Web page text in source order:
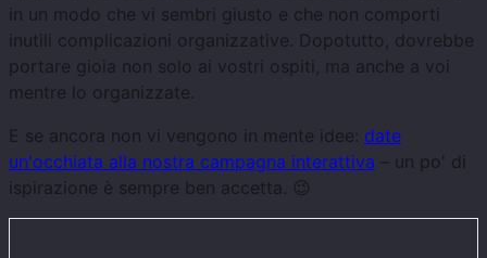
in un modo che vi sembri giusto e che non comporti
inutili complicazioni organizzative. Dopotutto, dovrebbe
portare gioia non solo ai vostri ospiti, ma anche a voi
mentre lo organizzate.
E se ancora non vi vengono in mente idee: date
un'occhiata alla nostra campagna interattiva – un po' di
ispirazione è sempre ben accetta. 😉